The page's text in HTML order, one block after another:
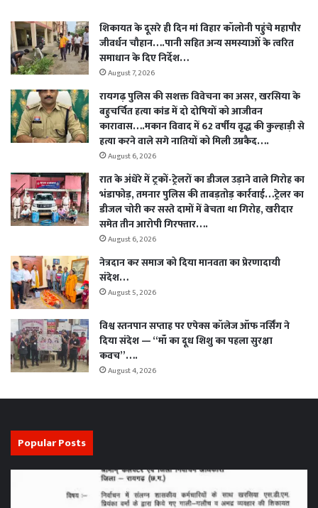
शिकायत के दूसरे ही दिन मां विहार कॉलोनी पहुंचे महापौर
जीवर्धन चौहान….पानी सहित अन्य समस्याओं के त्वरित
समाधान के दिए निर्देश…
August 7, 2026
रायगढ़ पुलिस की सशक्त विवेचना का असर, खरसिया के
बहुचर्चित हत्या कांड में दो दोषियों को आजीवन
कारावास….मकान विवाद में 62 वर्षीय वृद्ध की कुल्हाड़ी से
हत्या करने वाले सगे नातियों को मिली उम्रकैद….
August 6, 2026
रात के अंधेरे में ट्रकों-ट्रेलरों का डीजल उड़ाने वाले गिरोह का
भंडाफोड़, तमनार पुलिस की ताबड़तोड़ कार्रवाई…ट्रेलर का
डीजल चोरी कर सस्ते दामों में बेचता था गिरोह, खरीदार
समेत तीन आरोपी गिरफ्तार….
August 6, 2026
नेत्रदान कर समाज को दिया मानवता का प्रेरणादायी
संदेश…
August 5, 2026
विश्व स्तनपान सप्ताह पर एपेक्स कॉलेज ऑफ नर्सिंग ने
दिया संदेश — “माँ का दूध शिशु का पहला सुरक्षा
कवच”….
August 4, 2026
Popular Posts